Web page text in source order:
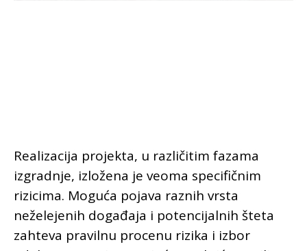
Realizacija projekta, u različitim fazama
izgradnje, izložena je veoma specifičnim
rizicima. Moguća pojava raznih vrsta
neželejenih događaja i potencijalnih šteta
zahteva pravilnu procenu rizika i izbor